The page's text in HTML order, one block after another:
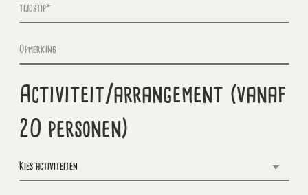
Activiteit/arrangement (vanaf
20 personen)